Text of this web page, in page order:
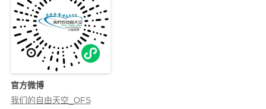
官方微博
我们的自由天空_OFS